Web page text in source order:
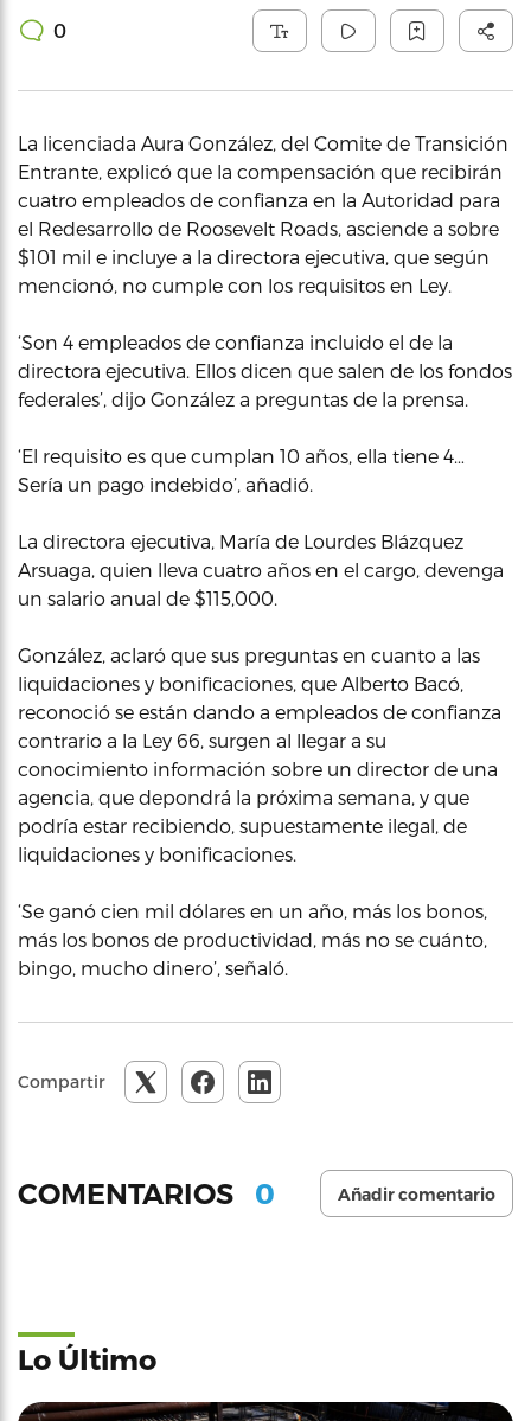
0
La licenciada Aura González, del Comite de Transición
Entrante, explicó que la compensación que recibirán
cuatro empleados de confianza en la Autoridad para
el Redesarrollo de Roosevelt Roads, asciende a sobre
$101 mil e incluye a la directora ejecutiva, que según
mencionó, no cumple con los requisitos en Ley.
‘Son 4 empleados de confianza incluido el de la
directora ejecutiva. Ellos dicen que salen de los fondos
federales’, dijo González a preguntas de la prensa.
‘El requisito es que cumplan 10 años, ella tiene 4…
Sería un pago indebido’, añadió.
La directora ejecutiva, María de Lourdes Blázquez
Arsuaga, quien lleva cuatro años en el cargo, devenga
un salario anual de $115,000.
González, aclaró que sus preguntas en cuanto a las
liquidaciones y bonificaciones, que Alberto Bacó,
reconoció se están dando a empleados de confianza
contrario a la Ley 66, surgen al llegar a su
conocimiento información sobre un director de una
agencia, que depondrá la próxima semana, y que
podría estar recibiendo, supuestamente ilegal, de
liquidaciones y bonificaciones.
‘Se ganó cien mil dólares en un año, más los bonos,
más los bonos de productividad, más no se cuánto,
bingo, mucho dinero’, señaló.
Compartir
COMENTARIOS 0 Añadir comentario
Lo Último